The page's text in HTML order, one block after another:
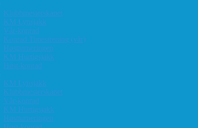
Klubbmesterskapet
KM Lynsjakk
Vår-konrad
Konrad Timestrening (vår)
Høstturneringen
KM Hurtigsjakk
Høst-konrad
KM Lynsjakk
Klubbmesterskapet
Vår-konrad
KM Hurtigsjakk
Høstturneringen